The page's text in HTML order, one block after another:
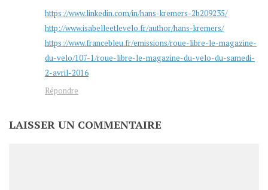
https://www.linkedin.com/in/hans-kremers-2b209235/
http://www.isabelleetlevelo.fr/author/hans-kremers/
https://www.francebleu.fr/emissions/roue-libre-le-magazine-
du-velo/107-1/roue-libre-le-magazine-du-velo-du-samedi-
2-avril-2016
Répondre
LAISSER UN COMMENTAIRE